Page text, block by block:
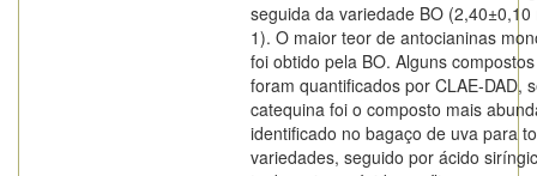
seguida da variedade BO
1). O maior teor de antocianinas
foi obtido pela BO. Alguns
foram quantificados por CLAE-DAD,
catequina foi o composto mais
identificado no bagaço de uva para
variedades, seguido por ácido